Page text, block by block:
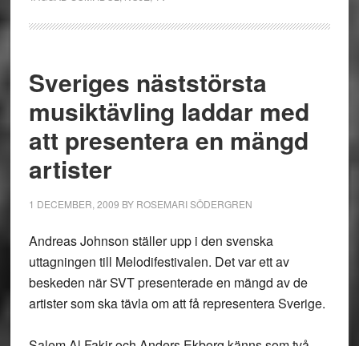
Sveriges näststörsta
musiktävling laddar med
att presentera en mängd
artister
1 DECEMBER, 2009 BY ROSEMARI SÖDERGREN
Andreas Johnson ställer upp i den svenska
uttagningen till Melodifestivalen. Det var ett av
beskeden när SVT presenterade en mängd av de
artister som ska tävla om att få representera Sverige.